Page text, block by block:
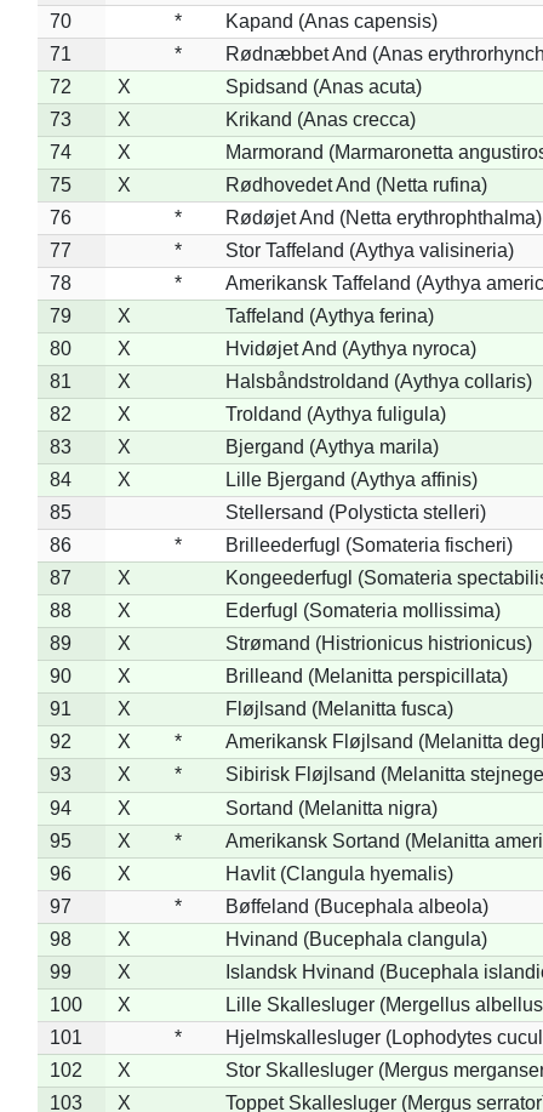
70
*
Kapand (Anas capensis)
71
*
Rødnæbbet And (Anas
72
X
Spidsand (Anas acuta)
73
X
Krikand (Anas crecca)
74
X
Marmorand (Marmaronetta
75
X
Rødhovedet And (Netta rufina)
76
*
Rødøjet And (Netta erythrophthalma)
77
*
Stor Taffeland (Aythya valisineria)
78
*
Amerikansk Taffeland (Aythya
79
X
Taffeland (Aythya ferina)
80
X
Hvidøjet And (Aythya nyroca)
81
X
Halsbåndstroldand (Aythya collaris)
82
X
Troldand (Aythya fuligula)
83
X
Bjergand (Aythya marila)
84
X
Lille Bjergand (Aythya affinis)
85
Stellersand (Polysticta stelleri)
86
*
Brilleederfugl (Somateria fischeri)
87
X
Kongeederfugl (Somateria
88
X
Ederfugl (Somateria mollissima)
89
X
Strømand (Histrionicus histrionicus)
90
X
Brilleand (Melanitta perspicillata)
91
X
Fløjlsand (Melanitta fusca)
92
X *
Amerikansk Fløjlsand (Melanitta
93
X *
Sibirisk Fløjlsand (Melanitta
94
X
Sortand (Melanitta nigra)
95
X *
Amerikansk Sortand (Melanitta
96
X
Havlit (Clangula hyemalis)
97
*
Bøffeland (Bucephala albeola)
98
X
Hvinand (Bucephala clangula)
99
X
Islandsk Hvinand (Bucephala
100
X
Lille Skallesluger (Mergellus
101
*
Hjelmskallesluger (Lophodytes
102
X
Stor Skallesluger (Mergus
103
X Toppet Skallesluger (Mergus